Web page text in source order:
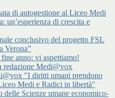
di autogestione al Liceo Medi
un’esperienza di crescita e
conclusivo del progetto FSL
Verona”
anno: vi aspettiamo!
redazione Medi@vox
"I diritti umani prendono
Medi e Radici in libertà"
delle Scienze umane economico-